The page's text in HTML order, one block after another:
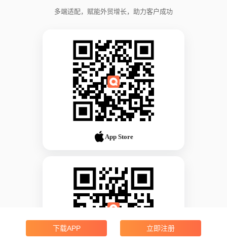
多端适配，赋能外贸增长，助力客户成功
App Store
下载APP 立即注册